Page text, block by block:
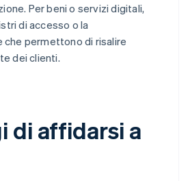
Per beni o servizi digitali,
di accesso o la
che permettono di risalire
dei clienti.
di affidarsi a